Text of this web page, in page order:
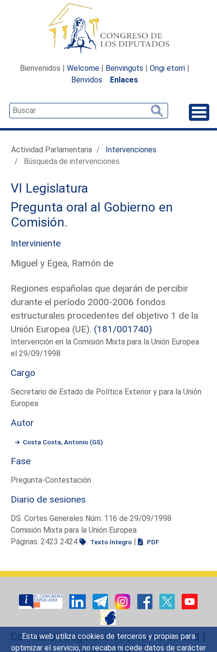
Esta web utiliza cookies de terceros y propias para
optimizar el servicio, no recaba ni cede datos de carácter
Bienvenidos | Welcome | Benvinguts | Ongi etorri |
Benvidos
Enlaces
Actividad Parlamentaria
Intervenciones
Búsqueda de intervenciones
VI Legislatura
Pregunta oral al Gobierno en
Comisión.
Interviniente
Miguel y Egea, Ramón de
Regiones españolas que dejarán de percibir
durante el período 2000-2006 fondos
estructurales procedentes del objetivo 1 de la
Unión Europea (UE). (181/001740)
Intervención en la Comisión Mixta para la Unión Europea
el 29/09/1998
Cargo
Secretario de Estado de Política Exterior y para la Unión
Europea
Autor
Costa Costa, Antonio (GS)
Fase
Pregunta-Contestación
Diario de sesiones
DS. Cortes Generales Núm. 116 de 29/09/1998
Comisión Mixta para la Unión Europea
Páginas: 2423 2424
Texto íntegro | PDF
Contacto|Sugerencias|Accesibilidad |